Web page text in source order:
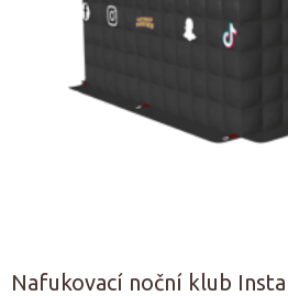
Nafukovací noční klub